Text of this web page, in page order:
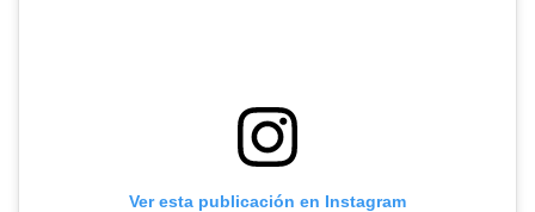
Ver esta publicación en Instagram